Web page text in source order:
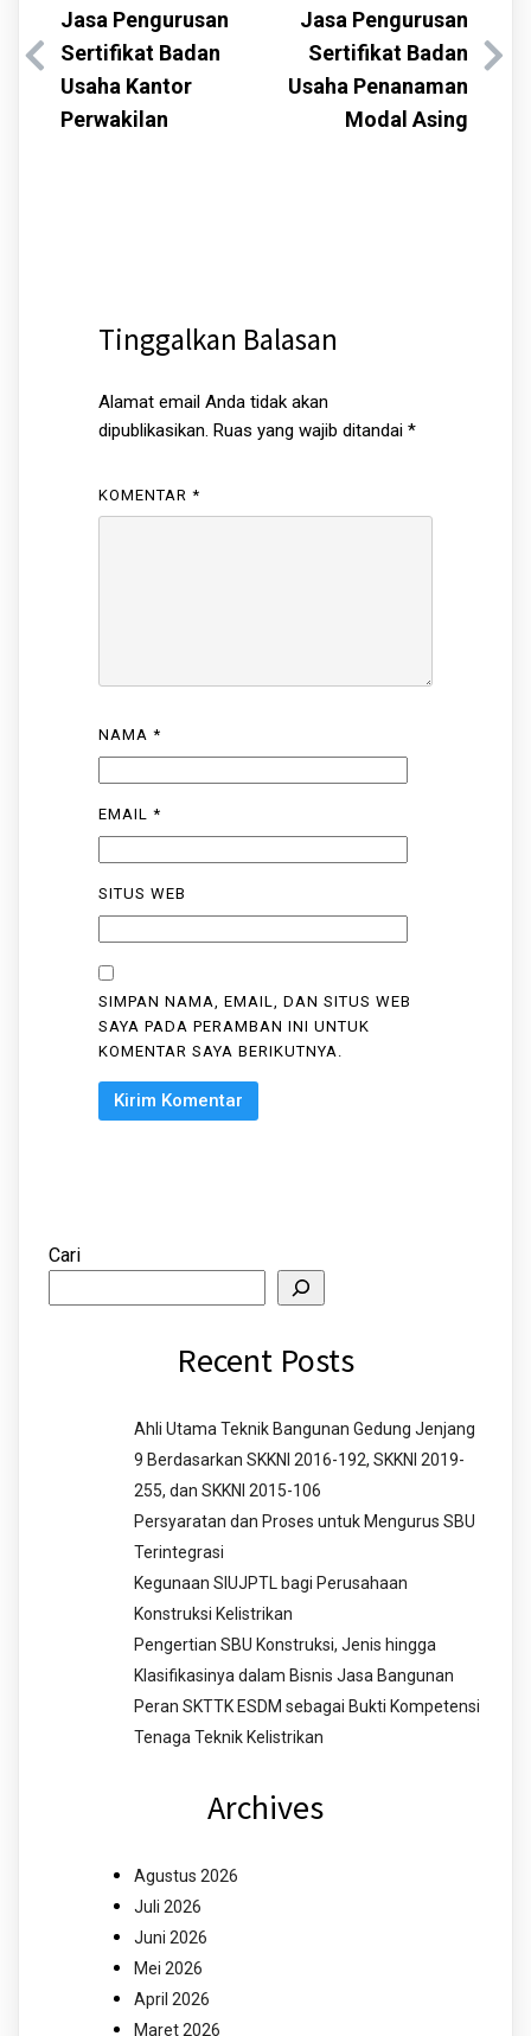
Jasa Pengurusan
Sertifikat Badan
Usaha Kantor
Perwakilan
Jasa Pengurusan
Sertifikat Badan
Usaha Penanaman
Modal Asing
Tinggalkan Balasan
Alamat email Anda tidak akan
dipublikasikan. Ruas yang wajib ditandai *
KOMENTAR *
NAMA *
EMAIL *
SITUS WEB
SIMPAN NAMA, EMAIL, DAN SITUS WEB
SAYA PADA PERAMBAN INI UNTUK
KOMENTAR SAYA BERIKUTNYA.
Cari
Recent Posts
Ahli Utama Teknik Bangunan Gedung Jenjang
9 Berdasarkan SKKNI 2016-192, SKKNI 2019-
255, dan SKKNI 2015-106
Persyaratan dan Proses untuk Mengurus SBU
Terintegrasi
Kegunaan SIUJPTL bagi Perusahaan
Konstruksi Kelistrikan
Pengertian SBU Konstruksi, Jenis hingga
Klasifikasinya dalam Bisnis Jasa Bangunan
Peran SKTTK ESDM sebagai Bukti Kompetensi
Tenaga Teknik Kelistrikan
Archives
Agustus 2026
Juli 2026
Juni 2026
Mei 2026
April 2026
Maret 2026